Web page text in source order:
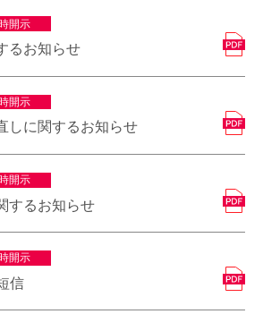
開示
るお知らせ
開示
しに関するお知らせ
開示
するお知らせ
開示
信